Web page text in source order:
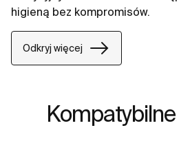
higieną bez kompromisów.
Odkryj więcej